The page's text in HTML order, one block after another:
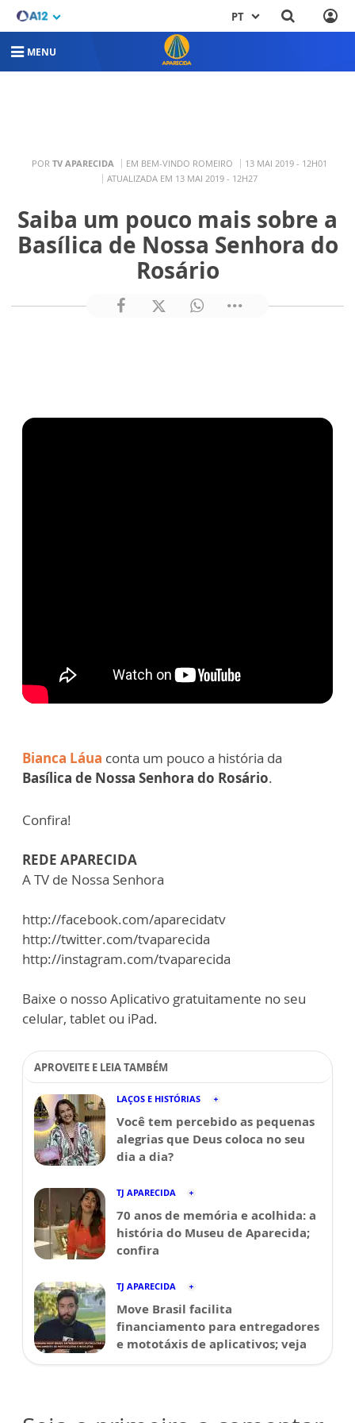
PT
MENU
POR TV APARECIDA EM BEM-VINDO ROMEIRO
13 MAI 2019 - 12H01
ATUALIZADA EM 13 MAI 2019 - 12H27
Saiba um pouco mais sobre a
Basílica de Nossa Senhora do
Rosário
Bianca Láua conta um pouco a história da
Basílica de Nossa Senhora do Rosário.
Confira!
REDE APARECIDA
A TV de Nossa Senhora
http://facebook.com/aparecidatv
http://twitter.com/tvaparecida
http://instagram.com/tvaparecida
Baixe o nosso Aplicativo gratuitamente no seu
celular, tablet ou iPad.
APROVEITE E LEIA TAMBÉM
LAÇOS E HISTÓRIAS
Você tem percebido as pequenas
alegrias que Deus coloca no seu
dia a dia?
TJ APARECIDA
70 anos de memória e acolhida: a
história do Museu de Aparecida;
confira
TJ APARECIDA
Move Brasil facilita
financiamento para entregadores
e mototáxis de aplicativos; veja